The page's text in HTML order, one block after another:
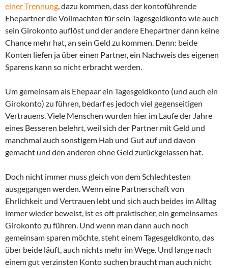
einer Trennung, dazu kommen, dass der kontoführende
Ehepartner die Vollmachten für sein Tagesgeldkonto wie auch
sein Girokonto auflöst und der andere Ehepartner dann keine
Chance mehr hat, an sein Geld zu kommen. Denn: beide
Konten liefen ja über einen Partner, ein Nachweis des eigenen
Sparens kann so nicht erbracht werden.
Um gemeinsam als Ehepaar ein Tagesgeldkonto (und auch ein
Girokonto) zu führen, bedarf es jedoch viel gegenseitigen
Vertrauens. Viele Menschen wurden hier im Laufe der Jahre
eines Besseren belehrt, weil sich der Partner mit Geld und
manchmal auch sonstigem Hab und Gut auf und davon
gemacht und den anderen ohne Geld zurückgelassen hat.
Doch nicht immer muss gleich von dem Schlechtesten
ausgegangen werden. Wenn eine Partnerschaft von
Ehrlichkeit und Vertrauen lebt und sich auch beides im Alltag
immer wieder beweist, ist es oft praktischer, ein gemeinsames
Girokonto zu führen. Und wenn man dann auch noch
gemeinsam sparen möchte, steht einem Tagesgeldkonto, das
über beide läuft, auch nichts mehr im Wege. Und lange nach
einem gut verzinsten Konto suchen braucht man auch nicht